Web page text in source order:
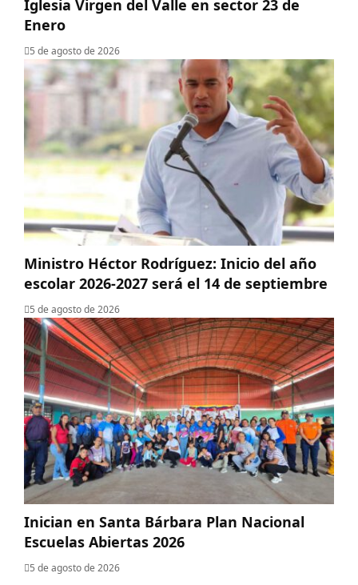
Iglesia Virgen del Valle en sector 23 de
Enero
5 de agosto de 2026
Ministro Héctor Rodríguez: Inicio del año
escolar 2026-2027 será el 14 de septiembre
5 de agosto de 2026
Inician en Santa Bárbara Plan Nacional
Escuelas Abiertas 2026
5 de agosto de 2026